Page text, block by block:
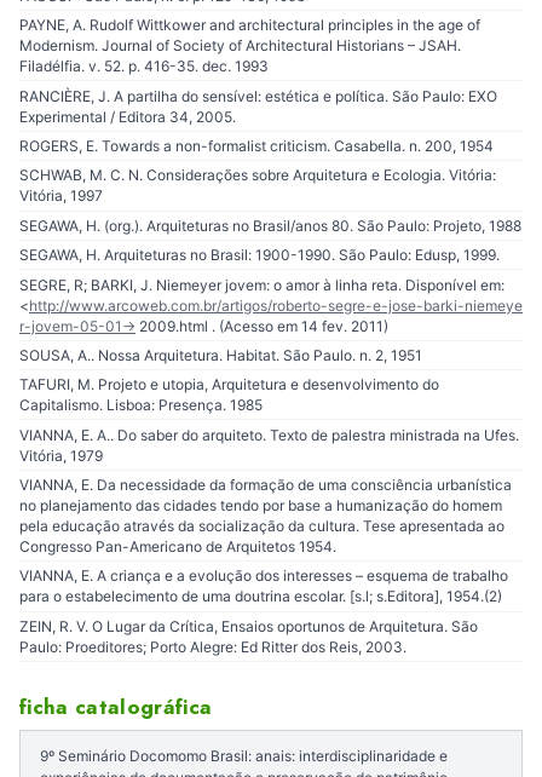
PAYNE, A. Rudolf Wittkower and architectural principles in the age of
Modernism. Journal of Society of Architectural Historians – JSAH.
Filadélfia. v. 52. p. 416-35. dec. 1993
RANCIÈRE, J. A partilha do sensível: estética e política. São Paulo: EXO
Experimental / Editora 34, 2005.
ROGERS, E. Towards a non-formalist criticism. Casabella. n. 200, 1954
SCHWAB, M. C. N. Considerações sobre Arquitetura e Ecologia. Vitória:
Vitória, 1997
SEGAWA, H. (org.). Arquiteturas no Brasil/anos 80. São Paulo: Projeto, 1988
SEGAWA, H. Arquiteturas no Brasil: 1900-1990. São Paulo: Edusp, 1999.
SEGRE, R; BARKI, J. Niemeyer jovem: o amor à linha reta. Disponível em:
<http://www.arcoweb.com.br/artigos/roberto-segre-e-jose-barki-niemeye
r-jovem-05-01- > 2009.html . (Acesso em 14 fev. 2011)
SOUSA, A.. Nossa Arquitetura. Habitat. São Paulo. n. 2, 1951
TAFURI, M. Projeto e utopia, Arquitetura e desenvolvimento do
Capitalismo. Lisboa: Presença. 1985
VIANNA, E. A.. Do saber do arquiteto. Texto de palestra ministrada na Ufes.
Vitória, 1979
VIANNA, E. Da necessidade da formação de uma consciência urbanística
no planejamento das cidades tendo por base a humanização do homem
pela educação através da socialização da cultura. Tese apresentada ao
Congresso Pan-Americano de Arquitetos 1954.
VIANNA, E. A criança e a evolução dos interesses – esquema de trabalho
para o estabelecimento de uma doutrina escolar. [s.l; s.Editora], 1954.(2)
ZEIN, R. V. O Lugar da Crítica, Ensaios oportunos de Arquitetura. São
Paulo: Proeditores; Porto Alegre: Ed Ritter dos Reis, 2003.
ficha catalográfica
9º Seminário Docomomo Brasil: anais: interdisciplinaridade e